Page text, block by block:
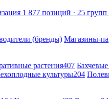
1 877 позиций · 25 групп
(бренды) Магазины-
растения407
культуры204